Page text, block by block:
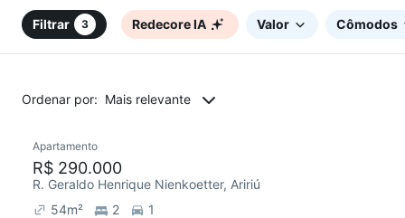
Aririú, Palhoça, SC
Filtrar 3 Redecore IA Valor Cômodos
Ordenar por: Mais relevante
Redecorar
Apartamento
R$ 290.000
R. Geraldo Henrique Nienkoetter, Aririú
54m² 2
1